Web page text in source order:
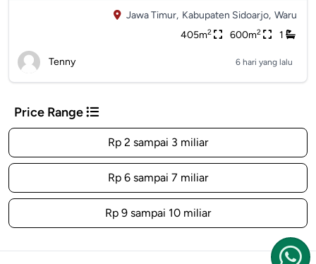
Jawa Timur, Kabupaten Sidoarjo, Waru
405m2 600m2 1
Tenny 6 hari yang lalu
Price Range
Rp 2 sampai 3 miliar
Rp 6 sampai 7 miliar
Rp 9 sampai 10 miliar